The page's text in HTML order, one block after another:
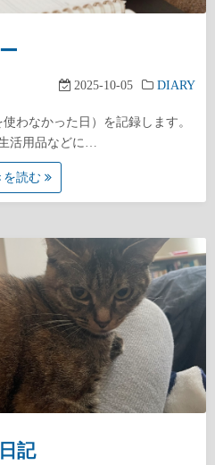
2025-10-05 DIARY
わなかった日）を記録します。
活用品などに…
を読む
記